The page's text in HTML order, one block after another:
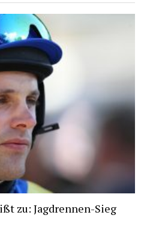
zu: Jagdrennen-Sieg